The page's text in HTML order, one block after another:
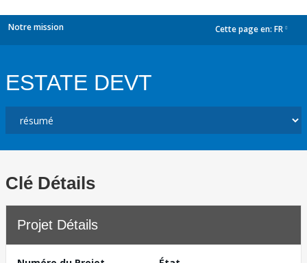
Notre mission Cette page en: FR
ESTATE DEVT
Clé Détails
Projet Détails